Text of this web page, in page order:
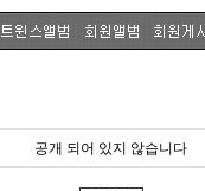
공개 되어 있지 않습니다